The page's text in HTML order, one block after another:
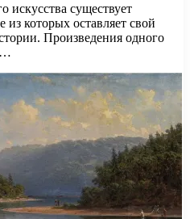
искусства существует
которых оставляет свой
Произведения одного